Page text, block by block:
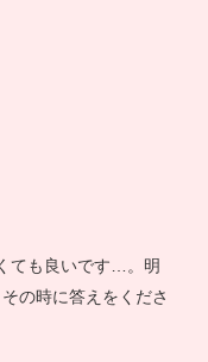
ても良いです…。明
の時に答えをくださ